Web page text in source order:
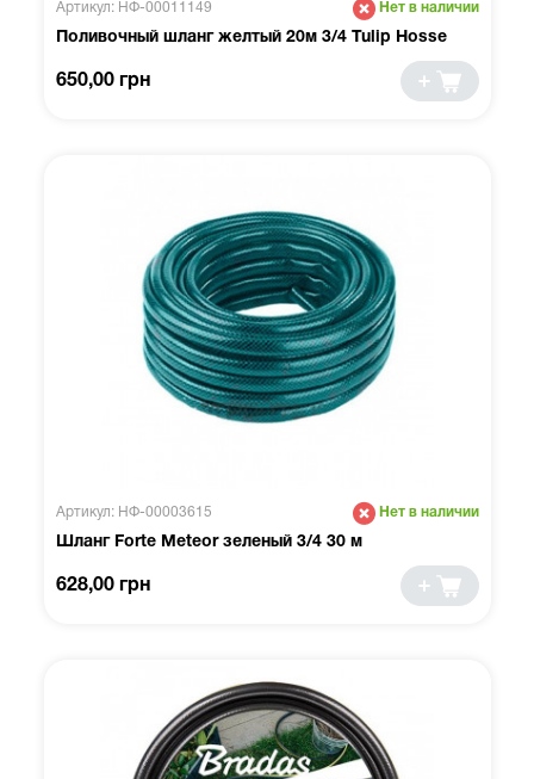
Артикул: НФ-00011149 Нет в наличии
Поливочный шланг желтый 20м 3/4 Tulip Hosse
650,00 грн
Артикул: НФ-00003615 Нет в наличии
Шланг Forte Meteor зеленый 3/4 30 м
628,00 грн